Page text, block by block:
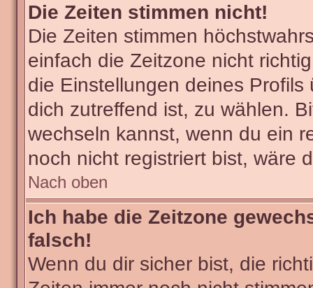
Die Zeiten stimmen nicht!
Die Zeiten stimmen
einfach die Zeitzone nicht
die Einstellungen deines
dich zutreffend ist, zu wählen.
wechseln kannst, wenn du ein
noch nicht registriert bist, wäre
Nach oben
Ich habe die Zeitzone
falsch!
Wenn du dir sicher bist, die